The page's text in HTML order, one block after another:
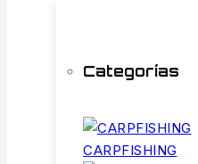
Categorías
CARPFISHING